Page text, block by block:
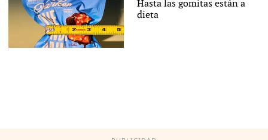
Hasta las gomitas están a
dieta